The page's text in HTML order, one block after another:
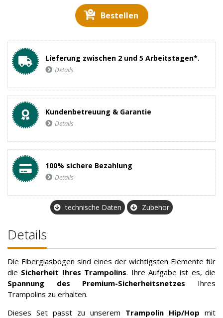
Bestellen
Lieferung zwischen 2 und 5 Arbeitstagen*.
Details
Kundenbetreuung & Garantie
Details
100% sichere Bezahlung
Details
technische Daten Zubehör
Details
Die Fiberglasbögen sind eines der wichtigsten Elemente für
die Sicherheit Ihres Trampolins. Ihre Aufgabe ist es, die
Spannung des Premium-Sicherheitsnetzes Ihres
Trampolins zu erhalten.
Dieses Set passt zu unserem Trampolin Hip/Hop mit